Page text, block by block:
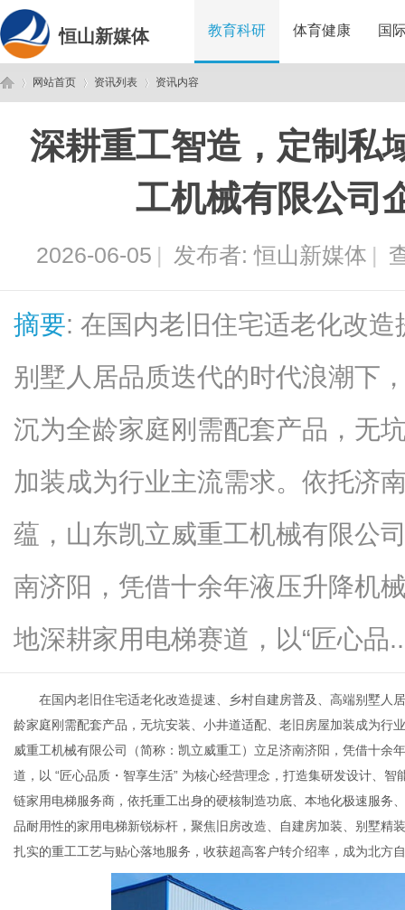
恒山新媒体 教育科研 体育健康 国
网站首页
›
资讯列表
›
资讯内容
深耕重工智造，定制私
工机械有限公司
2026-06-05 | 发布者:恒山新媒体 |
摘要: 在国内老旧住宅适老化改
别墅人居品质迭代的时代浪潮下
沉为全龄家庭刚需配套产品，无
加装成为行业主流需求。依托济
蕴，山东凯立威重工机械有限公
南济阳，凭借十余年液压升降机
地深耕家用电梯赛道，以“匠心品
在国内老旧住宅适老化改造提速、乡村自建房普及、高端别墅人
龄家庭刚需配套产品，无坑安装、小井道适配、老旧房屋加装成为行
威重工机械有限公司（简称：凯立威重工）立足济南济阳，凭借十
道，以 “匠心品质・智享生活” 为核心经营理念，打造集研发设计、
链家用电梯服务商，依托重工出身的硬核制造功底、本地化极速服务
品耐用性的家用电梯新锐标杆，聚焦旧房改造、自建房加装、别墅精
扎实的重工工艺与贴心落地服务，收获超高客户转介绍率，成为北方